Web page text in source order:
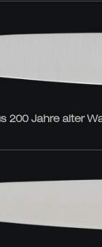
200 Jahre alter